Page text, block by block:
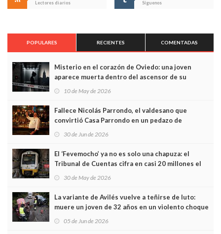
Lectores diarios Síguenos
POPULARES RECIENTES COMENTADAS
Misterio en el corazón de Oviedo: una joven
aparece muerta dentro del ascensor de su
edificio y las cámaras captan sus últimos minutos
10 de May de 2026
Fallece Nicolás Parrondo, el valdesano que
convirtió Casa Parrondo en un pedazo de
Asturias en Madrid
30 de Jun de 2026
El ‘Fevemocho’ ya no es solo una chapuza: el
Tribunal de Cuentas cifra en casi 20 millones el
sobrecoste de los trenes que no cabían por los
30 de May de 2026
La variante de Avilés vuelve a teñirse de luto:
muere un joven de 32 años en un violento choque
frontal
05 de Jun de 2026